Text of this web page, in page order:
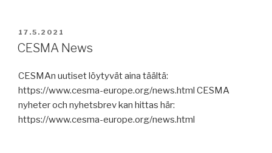
JULKAISTU
17.5.2021
CESMA News
CESMAn uutiset löytyvät aina täältä:
https://www.cesma-europe.org/news.html CESMA
nyheter och nyhetsbrev kan hittas här:
https://www.cesma-europe.org/news.html